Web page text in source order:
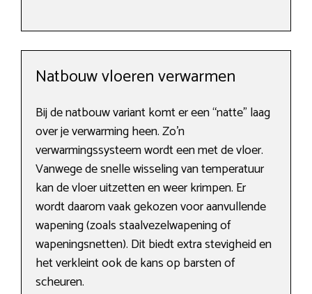
Natbouw vloeren verwarmen
Bij de natbouw variant komt er een “natte” laag
over je verwarming heen. Zo’n
verwarmingssysteem wordt een met de vloer.
Vanwege de snelle wisseling van temperatuur
kan de vloer uitzetten en weer krimpen. Er
wordt daarom vaak gekozen voor aanvullende
wapening (zoals staalvezelwapening of
wapeningsnetten). Dit biedt extra stevigheid en
het verkleint ook de kans op barsten of
scheuren.